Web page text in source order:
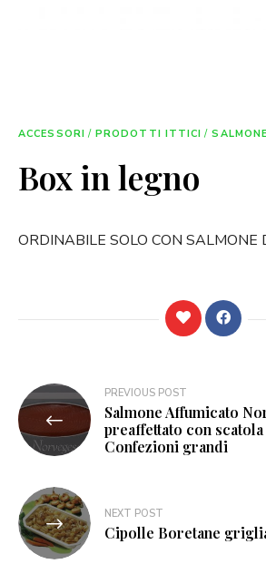
ACCESSORI / PRODOTTI ITTICI /
Box in legno
ORDINABILE SOLO CON SALMONE
Navigazione
articoli
PREVIOUS POST
Salmone Affumicato
preaffettato con
Confezioni grandi
NEXT POST
Cipolle Boretane